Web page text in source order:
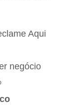
Aqui
negócio